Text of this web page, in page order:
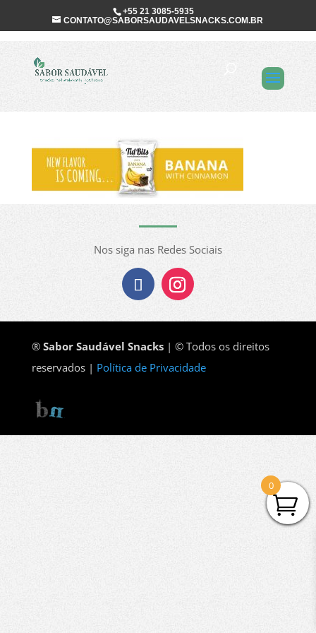
+55 21 3085-5935
CONTATO@SABORSAUDAVELSNACKS.COM.BR
Banner-TB-
banana-en
Nos siga nas Redes Sociais
® Sabor Saudável Snacks | © Todos os direitos
reservados | Política de Privacidade
0